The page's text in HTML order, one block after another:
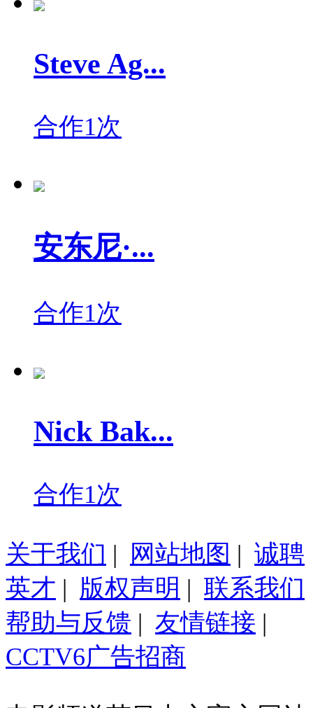
Steve Ag...
合作1次
安东尼·...
合作1次
Nick Bak...
合作1次
关于我们 | 网站地图 | 诚聘
英才 | 版权声明 | 联系我们
帮助与反馈 | 友情链接 |
CCTV6广告招商